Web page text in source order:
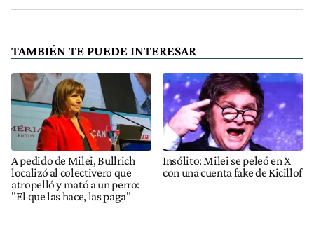
TAMBIÉN TE PUEDE INTERESAR
A pedido de Milei, Bullrich
localizó al colectivero que
atropelló y mató a un perro:
"El que las hace, las paga"
Insólito: Milei se peleó en X
con una cuenta fake de Kicillof